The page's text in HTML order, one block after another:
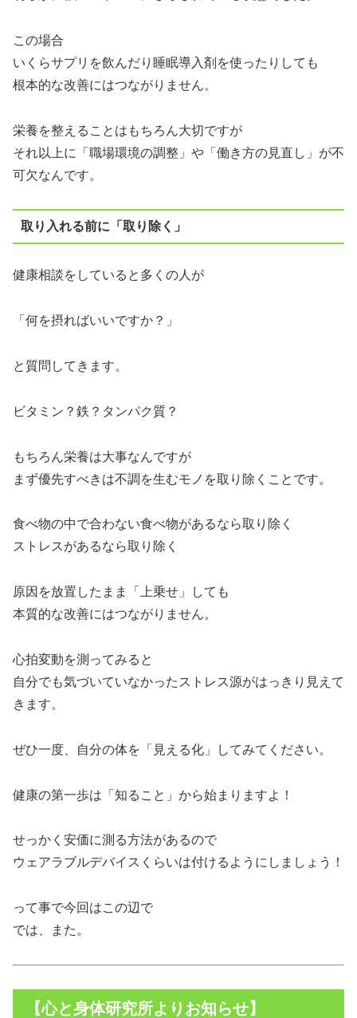
この場合
いくらサプリを飲んだり睡眠導入剤を使ったりしても
根本的な改善にはつながりません。
栄養を整えることはもちろん大切ですが
それ以上に「職場環境の調整」や「働き方の見直し」が不
可欠なんです。
取り入れる前に「取り除く」
健康相談をしていると多くの人が
「何を摂ればいいですか？」
と質問してきます。
ビタミン？鉄？タンパク質？
もちろん栄養は大事なんですが
まず優先すべきは不調を生むモノを取り除くことです。
食べ物の中で合わない食べ物があるなら取り除く
ストレスがあるなら取り除く
原因を放置したまま「上乗せ」しても
本質的な改善にはつながりません。
心拍変動を測ってみると
自分でも気づいていなかったストレス源がはっきり見えて
きます。
ぜひ一度、自分の体を「見える化」してみてください。
健康の第一歩は「知ること」から始まりますよ！
せっかく安価に測る方法があるので
ウェアラブルデバイスくらいは付けるようにしましょう！
って事で今回はこの辺で
では、また。
【心と身体研究所よりお知らせ】